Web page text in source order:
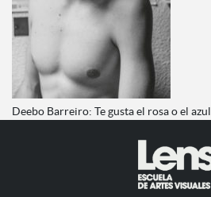
Deebo Barreiro: Te gusta el rosa o el azul